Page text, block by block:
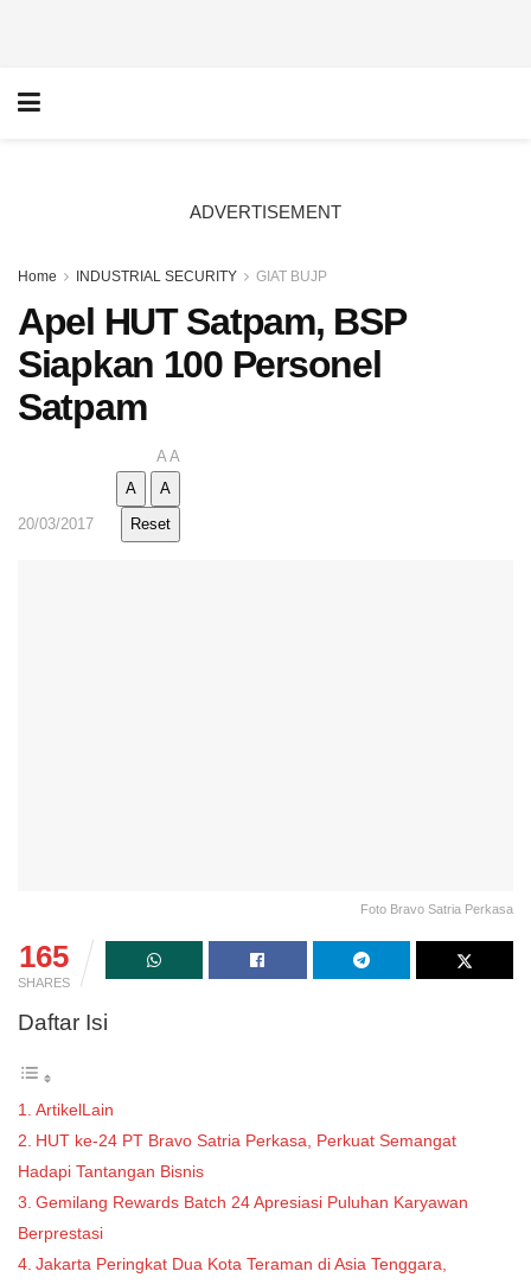
ADVERTISEMENT
Home INDUSTRIAL SECURITY GIAT BUJP
Apel HUT Satpam, BSP
Siapkan 100 Personel
Satpam
20/03/2017
A A
A
A
Reset
Foto Bravo Satria Perkasa
165
SHARES
Daftar Isi
ArtikelLain
HUT ke-24 PT Bravo Satria Perkasa, Perkuat Semangat
Hadapi Tantangan Bisnis
Gemilang Rewards Batch 24 Apresiasi Puluhan Karyawan
Berprestasi
Jakarta Peringkat Dua Kota Teraman di Asia Tenggara,